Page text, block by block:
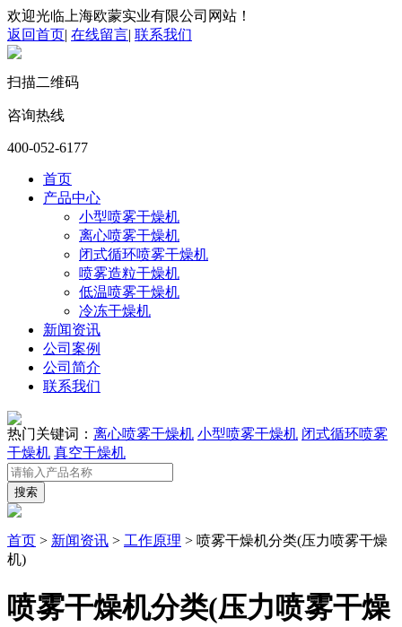
欢迎光临上海欧蒙实业有限公司网站！
返回首页| 在线留言| 联系我们
扫描二维码
咨询热线
400-052-6177
首页
产品中心
小型喷雾干燥机
离心喷雾干燥机
闭式循环喷雾干燥机
喷雾造粒干燥机
低温喷雾干燥机
冷冻干燥机
新闻资讯
公司案例
公司简介
联系我们
热门关键词： 离心喷雾干燥机 小型喷雾干燥机 闭式循环喷雾
干燥机 真空干燥机
首页 > 新闻资讯 > 工作原理 > 喷雾干燥机分类(压力喷雾干燥
机)
喷雾干燥机分类(压力喷雾干燥